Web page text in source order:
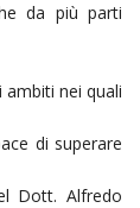
da più parti
ambiti nei quali
di superare
Dott. Alfredo